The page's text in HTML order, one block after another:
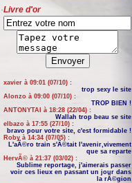
Livre d'or
xavier à 09:01 (07/10) :
trop sexy le site
Alonzo à 09:00 (07/10) :
TROP BIEN !
ANTONYTAI à 18:28 (22/04) :
Wallah trop beau se site
elbazo à 17:55 (27/10) :
bravo pour votre site, c'est formidable !
Roby à 14:34 (07/05) :
L'aÃ©ro train s'Ã©tait l'avenir,vivement
que sa reparte
HervÃ© à 21:37 (03/02) :
Sublime reportage, j'aimerais passer
voir ces lieux en passant un jour dans
la rÃ©gion